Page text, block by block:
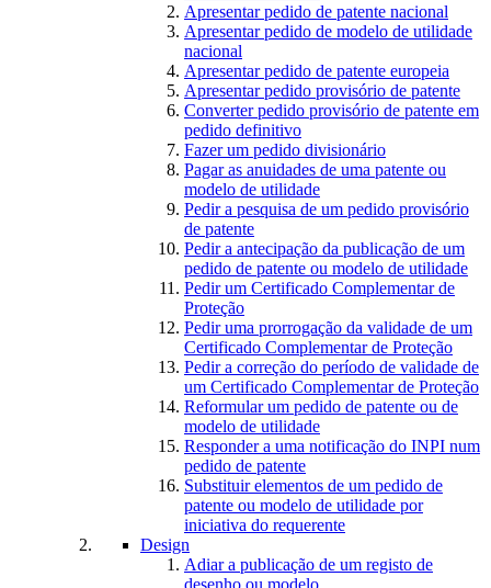
Apresentar pedido de patente nacional
Apresentar pedido de modelo de utilidade
nacional
Apresentar pedido de patente europeia
Apresentar pedido provisório de patente
Converter pedido provisório de patente em
pedido definitivo
Fazer um pedido divisionário
Pagar as anuidades de uma patente ou
modelo de utilidade
Pedir a pesquisa de um pedido provisório
de patente
Pedir a antecipação da publicação de um
pedido de patente ou modelo de utilidade
Pedir um Certificado Complementar de
Proteção
Pedir uma prorrogação da validade de um
Certificado Complementar de Proteção
Pedir a correção do período de validade de
um Certificado Complementar de Proteção
Reformular um pedido de patente ou de
modelo de utilidade
Responder a uma notificação do INPI num
pedido de patente
Substituir elementos de um pedido de
patente ou modelo de utilidade por
iniciativa do requerente
Design
Adiar a publicação de um registo de
desenho ou modelo